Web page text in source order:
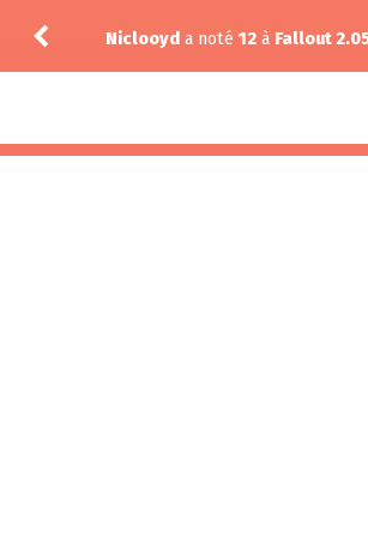
Niclooyd a noté 12 à Fallout